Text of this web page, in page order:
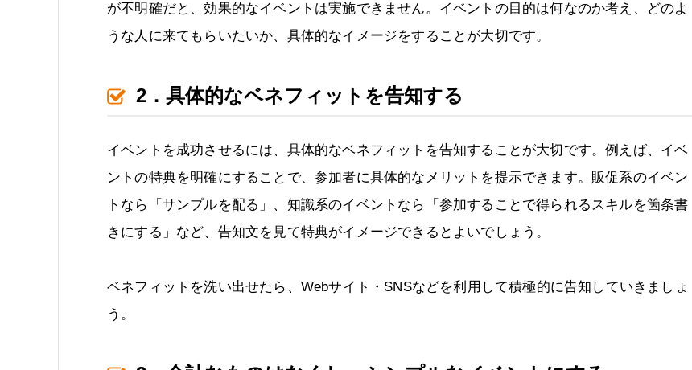
が不明確だと、効果的なイベントは実施できません。イベントの目的は何なのか考え、どのよ
うな人に来てもらいたいか、具体的なイメージをすることが大切です。
2．具体的なベネフィットを告知する
イベントを成功させるには、具体的なベネフィットを告知することが大切です。例えば、イベ
ントの特典を明確にすることで、参加者に具体的なメリットを提示できます。販促系のイベン
トなら「サンプルを配る」、知識系のイベントなら「参加することで得られるスキルを箇条書
きにする」など、告知文を見て特典がイメージできるとよいでしょう。
ベネフィットを洗い出せたら、Webサイト・SNSなどを利用して積極的に告知していきましょ
う。